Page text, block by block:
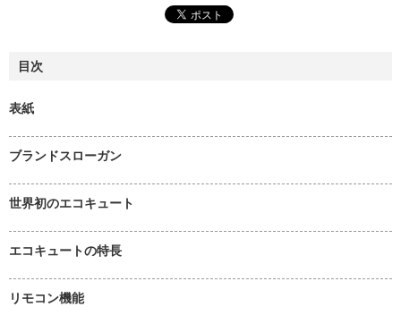
目次
表紙
ブランドスローガン
世界初のエコキュート
エコキュートの特長
リモコン機能